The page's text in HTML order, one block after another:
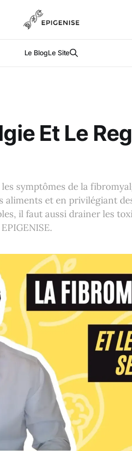
Le BlogLe Site
Et Le
symptômes de la
et en privilégiant
il faut aussi drainer les